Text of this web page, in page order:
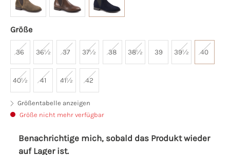
Größe
36 36½ 37 37½ 38 38½ 39 39½ 40
40½ 41 41½ 42
Größentabelle anzeigen
Größe nicht mehr verfügbar
Benachrichtige mich, sobald das Produkt wieder
auf Lager ist.